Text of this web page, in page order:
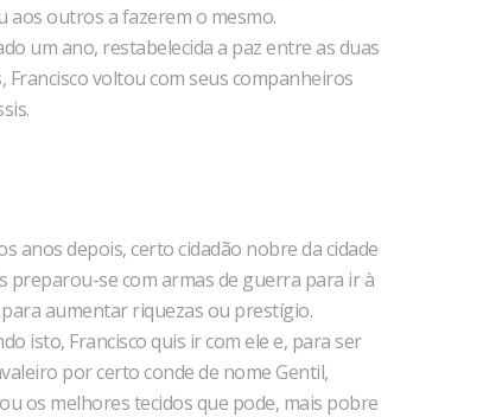
aos outros a fazerem o mesmo.
um ano, restabelecida a paz entre as duas
Francisco voltou com seus companheiros
anos depois, certo cidadão nobre da cidade
preparou-se com armas de guerra para ir à
aumentar riquezas ou prestígio.
isto, Francisco quis ir com ele e, para ser
por certo conde de nome Gentil,
os melhores tecidos que pode, mais pobre